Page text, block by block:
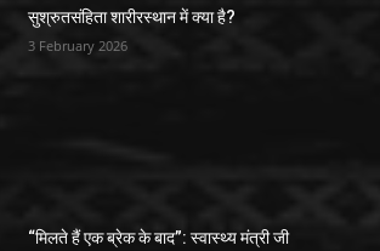
सुश्रुतसंहिता शारीरस्थान में क्या है?
3 February 2026
“मिलते हैं एक ब्रेक के बाद”: स्वास्थ्य मंत्री जी